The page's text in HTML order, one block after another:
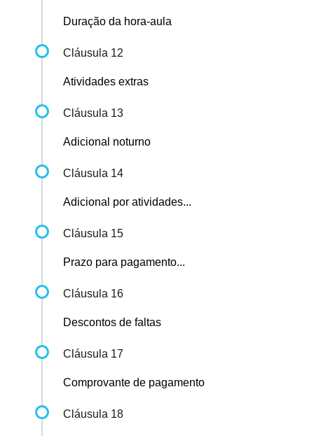
Duração da hora-aula
Cláusula 12
Atividades extras
Cláusula 13
Adicional noturno
Cláusula 14
Adicional por atividades...
Cláusula 15
Prazo para pagamento...
Cláusula 16
Descontos de faltas
Cláusula 17
Comprovante de pagamento
Cláusula 18